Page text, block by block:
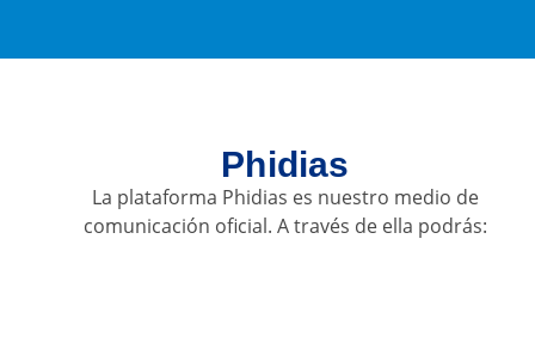
Phidias
La plataforma Phidias es nuestro medio de
comunicación oficial. A través de ella podrás: